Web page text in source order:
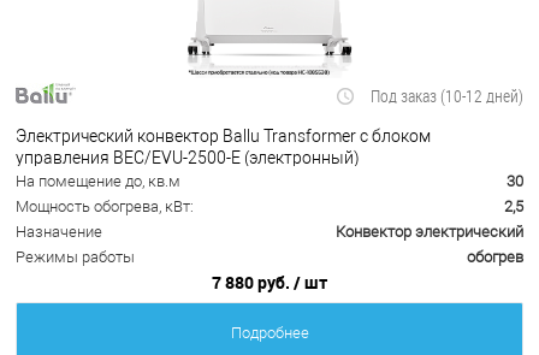
Под заказ (10-12 дней)
Электрический конвектор Ballu Transformer с блоком
управления BEC/EVU-2500-E (электронный)
На помещение до, кв.м
30
Мощность обогрева, кВт:
2,5
Назначение
Конвектор электрический
Режимы работы
обогрев
7 880 руб. / шт
Подробнее